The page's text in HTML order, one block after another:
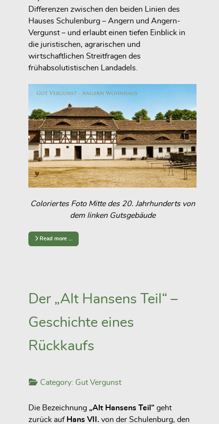
Differenzen zwischen den beiden Linien des
Hauses Schulenburg – Angern und Angern-
Vergunst – und erlaubt einen tiefen Einblick in
die juristischen, agrarischen und
wirtschaftlichen Streitfragen des
frühabsolutistischen Landadels.
Coloriertes Foto Mitte des 20. Jahrhunderts von
dem linken Gutsgebäude
Read more …
Der „Alt Hansens Teil“ –
Geschichte eines
Rückkaufs
Category: Gut Vergunst
Die Bezeichnung „Alt Hansens Teil“ geht
zurück auf Hans VII. von der Schulenburg, den